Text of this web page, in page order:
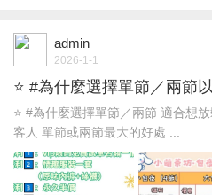
admin
2026-1-1
⭐ #為什麼選擇單節／兩節
⭐ #為什麼選擇單節／兩節 適合想
客人 單節或兩節最大的好處 ...